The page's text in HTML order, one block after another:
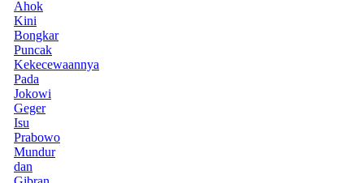
Ahok
Kini
Bongkar
Puncak
Kekecewaannya
Pada
Jokowi
Geger
Isu
Prabowo
Mundur
dan